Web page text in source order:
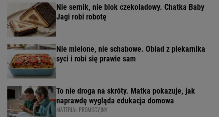
Nie sernik, nie blok czekoladowy. Chatka Baby
Jagi robi robotę
Nie mielone, nie schabowe. Obiad z piekarnika
syci i robi się prawie sam
To nie droga na skróty. Matka pokazuje, jak
naprawdę wygląda edukacja domowa
MATERIAŁ PROMOCYJNY